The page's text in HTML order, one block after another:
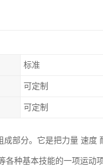
标准
可定制
可定制
部分。它是把力量 速度
各种基本技能的一项运动